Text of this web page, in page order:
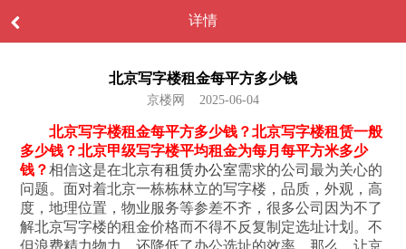
详情
北京写字楼租金每平方多少钱
京楼网 2025-06-04
北京写字楼租金每平方多少钱？北京写字楼租赁一般
多少钱？北京甲级写字楼平均租金为每月每平方米多少
钱？相信这是在北京有租赁办公室需求的公司最为关心的
问题。面对着北京一栋栋林立的写字楼，品质，外观，高
度，地理位置，物业服务等参差不齐，很多公司因为不了
解北京写字楼的租金价格而不得不反复制定选址计划。不
但浪费精力物力，还降低了办公选址的效率。那么，让京